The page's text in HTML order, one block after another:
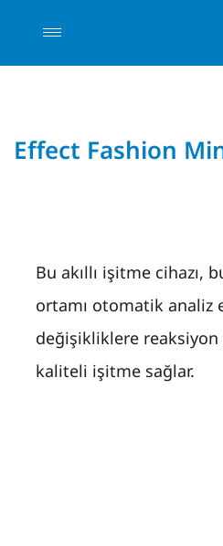
Effect Fashion
Bu akıllı işitme cihazı,
ortamı otomatik analiz
değişikliklere
kaliteli işitme sağlar.